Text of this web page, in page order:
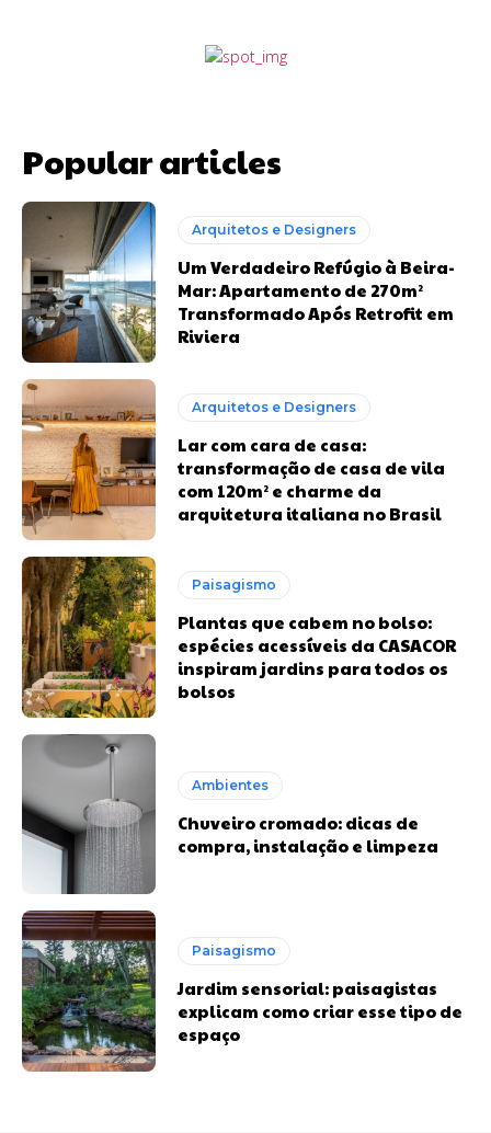
Popular articles
Arquitetos e Designers
Um Verdadeiro Refúgio à Beira-
Mar: Apartamento de 270m²
Transformado Após Retrofit em
Riviera
Arquitetos e Designers
Lar com cara de casa:
transformação de casa de vila
com 120m² e charme da
arquitetura italiana no Brasil
Paisagismo
Plantas que cabem no bolso:
espécies acessíveis da CASACOR
inspiram jardins para todos os
bolsos
Ambientes
Chuveiro cromado: dicas de
compra, instalação e limpeza
Paisagismo
Jardim sensorial: paisagistas
explicam como criar esse tipo de
espaço